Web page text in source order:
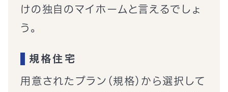
けの独自のマイホームと言えるでしょ
う。
規格住宅
用意されたプラン（規格）から選択して